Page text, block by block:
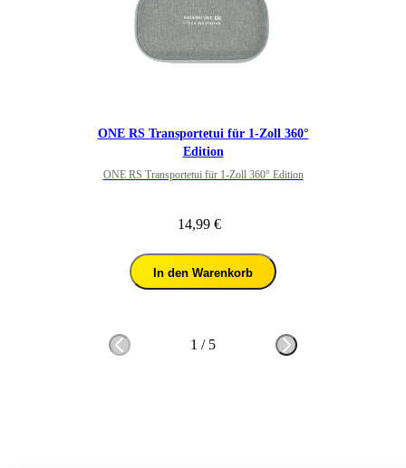
ONE RS Transportetui für 1-Zoll 360°
Edition
ONE RS Transportetui für 1-Zoll 360° Edition
14,99 €
In den Warenkorb
1 / 5